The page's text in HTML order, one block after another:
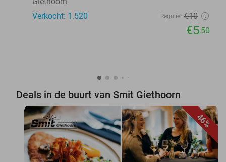
Verkocht: 1.520
Regulier €10
€5,50
Deals in de buurt van Smit Giethoorn
46%